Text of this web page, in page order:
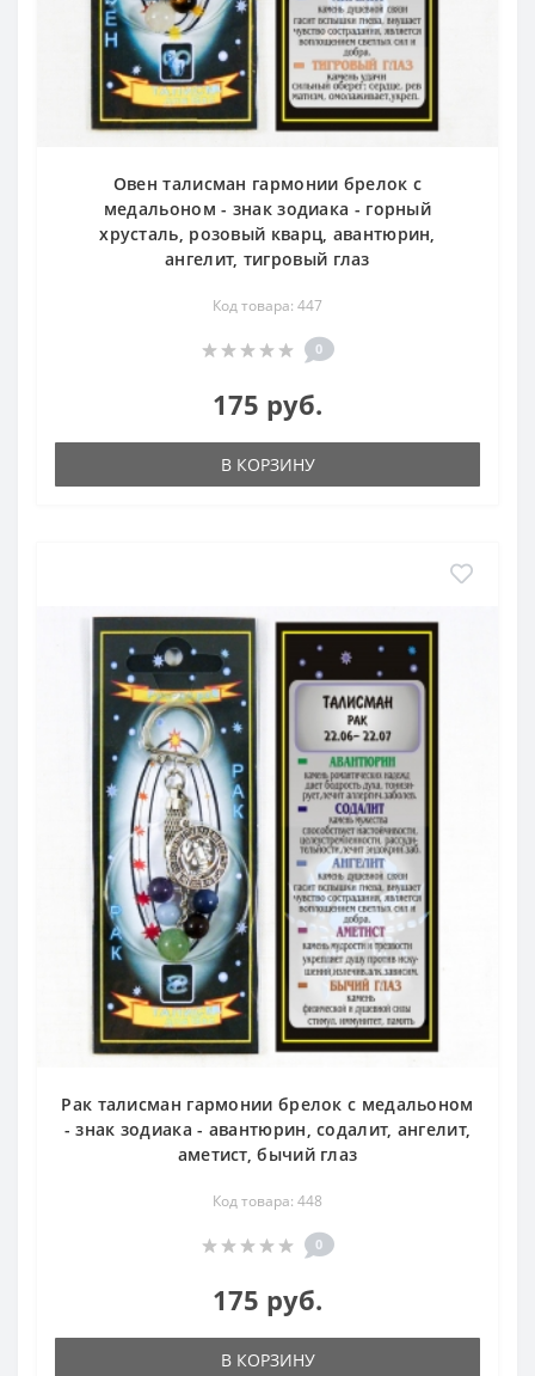
Овен талисман гармонии брелок с
медальоном - знак зодиака - горный
хрусталь, розовый кварц, авантюрин,
ангелит, тигровый глаз
Код товара: 447
0
175 руб.
В КОРЗИНУ
Рак талисман гармонии брелок с медальоном
- знак зодиака - авантюрин, содалит, ангелит,
аметист, бычий глаз
Код товара: 448
0
175 руб.
В КОРЗИНУ